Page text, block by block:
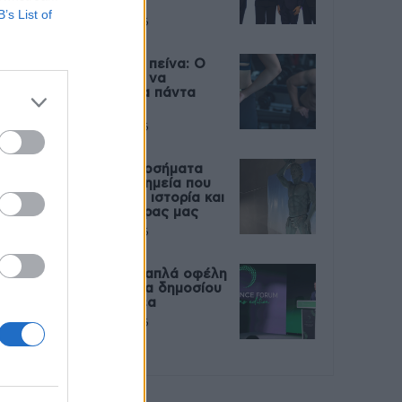
List of
27 Φεβρουαρίου 2026
Μεταπροπονητική πείνα: Ο
λόγος που θέλεις να
καταβροχθίσεις τα πάντα
μετά την άσκηση
27 Φεβρουαρίου 2026
Ωρίων – Σπάνια νοσήματα
συνδέονται με μνημεία που
διαμόρφωσαν την ιστορία και
το πνεύμα της χώρας μας
27 Φεβρουαρίου 2026
Γεωργιάδης: Πολλαπλά οφέλη
από τη συνεργασία δημοσίου
και ιδιωτικού τομέα
27 Φεβρουαρίου 2026